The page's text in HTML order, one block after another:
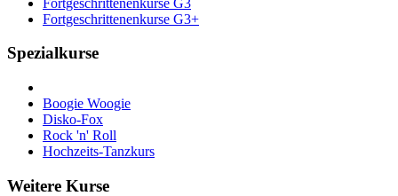
Fortgeschrittenenkurse G3+
Spezialkurse
Boogie Woogie
Disko-Fox
Rock 'n' Roll
Hochzeits-Tanzkurs
Weitere Kurse